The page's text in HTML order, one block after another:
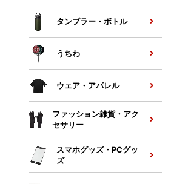
タンブラー・ボトル
うちわ
ウェア・アパレル
ファッション雑貨・アク
セサリー
スマホグッズ・PCグッ
ズ